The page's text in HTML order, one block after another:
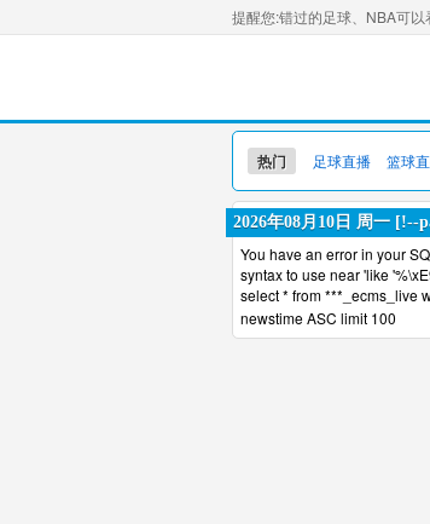
提醒您:错过的足球、NBA可
热门 足球直播 篮球
2026年08月10日 周一 [!--
You have an error in your
syntax to use near 'like
select * from ***_ecms_live
newstime ASC limit 100